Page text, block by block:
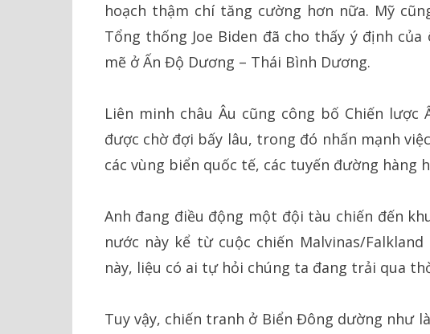
hoạch thậm chí tăng cường hơn nữa. Mỹ
Tổng thống Joe Biden đã cho thấy ý định
mẽ ở Ấn Độ Dương – Thái Bình Dương.
Liên minh châu Âu cũng công bố Chiến
được chờ đợi bấy lâu, trong đó nhấn mạnh
các vùng biển quốc tế, các tuyến đường hàng
Anh đang điều động một đội tàu chiến đến
nước này kể từ cuộc chiến Malvinas/
này, liệu có ai tự hỏi chúng ta đang trải qua
Tuy vậy, chiến tranh ở Biển Đông dường như